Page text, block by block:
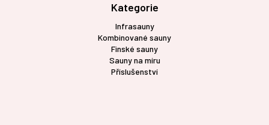
Kategorie
Infrasauny
Kombinované sauny
Finské sauny
Sauny na míru
Příslušenství